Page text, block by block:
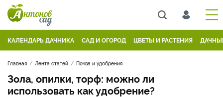
КАЛЕНДАРЬ ДАЧНИКА САД И ОГОРОД ЦВЕТЫ И РАСТЕНИЯ
Главная Лента статей Почва и удобрения
Зола, опилки, торф: можно ли
использовать как удобрение?